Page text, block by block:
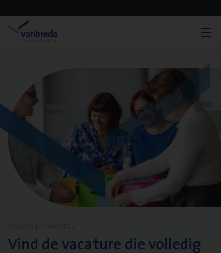
Vind de vacature die volledig